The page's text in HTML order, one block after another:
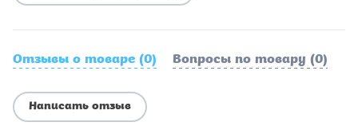
Отзывы о товаре (0) Вопросы по товару (0)
Написать отзыв